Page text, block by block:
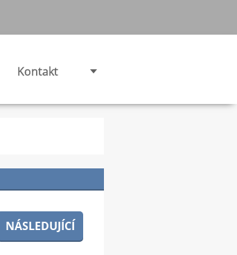
Kontakt
NÁSLEDUJÍCÍ